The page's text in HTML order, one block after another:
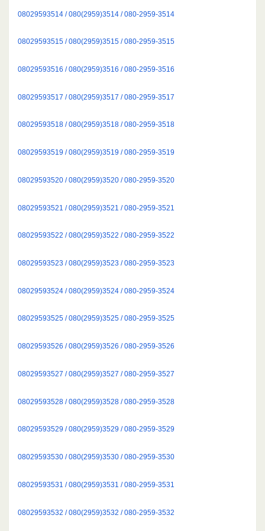
08029593514 / 080(2959)3514 / 080-2959-3514
08029593515 / 080(2959)3515 / 080-2959-3515
08029593516 / 080(2959)3516 / 080-2959-3516
08029593517 / 080(2959)3517 / 080-2959-3517
08029593518 / 080(2959)3518 / 080-2959-3518
08029593519 / 080(2959)3519 / 080-2959-3519
08029593520 / 080(2959)3520 / 080-2959-3520
08029593521 / 080(2959)3521 / 080-2959-3521
08029593522 / 080(2959)3522 / 080-2959-3522
08029593523 / 080(2959)3523 / 080-2959-3523
08029593524 / 080(2959)3524 / 080-2959-3524
08029593525 / 080(2959)3525 / 080-2959-3525
08029593526 / 080(2959)3526 / 080-2959-3526
08029593527 / 080(2959)3527 / 080-2959-3527
08029593528 / 080(2959)3528 / 080-2959-3528
08029593529 / 080(2959)3529 / 080-2959-3529
08029593530 / 080(2959)3530 / 080-2959-3530
08029593531 / 080(2959)3531 / 080-2959-3531
08029593532 / 080(2959)3532 / 080-2959-3532